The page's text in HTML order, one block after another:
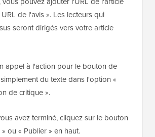
de l'avis ». Les lecteurs qui
seront dirigés vers votre article
appel à l'action pour le bouton de
du texte dans l'option «
de critique ».
avez terminé, cliquez sur le bouton
ou « Publier » en haut.